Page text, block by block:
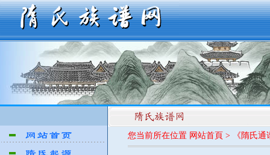
您当前所在位置 网站首頁 > 《隋氏